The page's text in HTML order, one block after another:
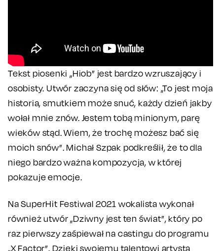
Tekst piosenki „Hiob” jest bardzo wzruszający i
osobisty. Utwór zaczyna się od słów: „To jest moja
historia, smutkiem może snuć, każdy dzień jakby
wołał mnie znów. Jestem tobą minionym, parę
wieków stąd. Wiem, że trochę możesz bać się
moich snów”. Michał Szpak podkreślił, że to dla
niego bardzo ważna kompozycja, w której
pokazuje emocje.
Na SuperHit Festiwal 2021 wokalista wykonał
również utwór „Dziwny jest ten świat”, który po
raz pierwszy zaśpiewał na castingu do programu
„X Factor”. Dzięki swojemu talentowi artysta